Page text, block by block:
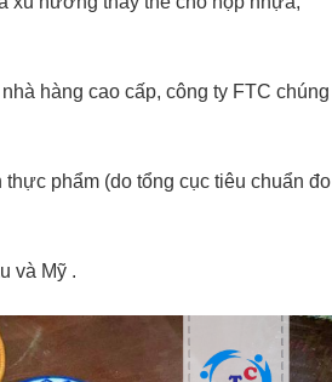
hàng cao cấp, công ty FTC chúng
phẩm (do tổng cục tiêu chuẩn đo
và Mỹ .